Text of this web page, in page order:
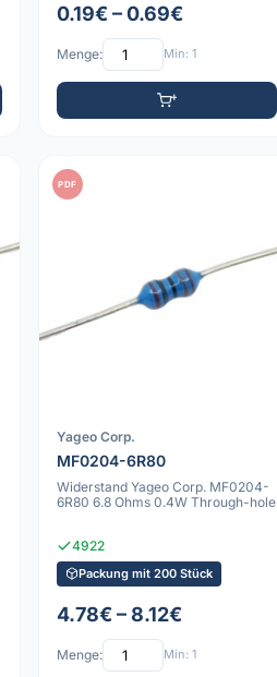
0.19€ – 0.69€
Menge: Min: 1
PDF
Yageo Corp.
MF0204-6R80
Widerstand Yageo Corp. MF0204-
6R80 6.8 Ohms 0.4W Through-hole
4922
Packung mit 200 Stück
4.78€ – 8.12€
Menge: Min: 1